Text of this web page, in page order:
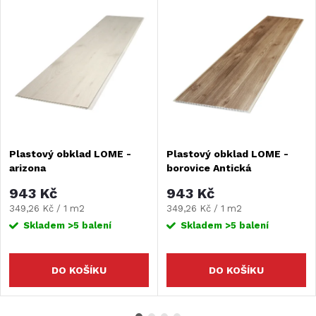
Plastový obklad LOME -
arizona
943 Kč
Měrná
cena:
349,26 Kč / 1 m2
Skladem >5 balení
DO KOŠÍKU
Plastový obklad LOME -
borovice Antická
943 Kč
Měrná
cena:
349,26 Kč / 1 m2
Skladem >5 balení
DO KOŠÍKU